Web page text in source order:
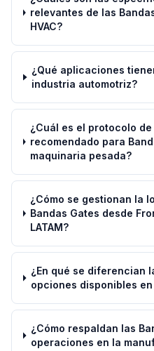
relevantes de las
HVAC?
¿Qué aplicaciones
industria automotriz?
¿Cuál es el protocolo
recomendado para
maquinaria pesada?
¿Cómo se gestionan la
Bandas Gates desde
LATAM?
¿En qué se diferencian
opciones disponibles
¿Cómo respaldan las
operaciones en la